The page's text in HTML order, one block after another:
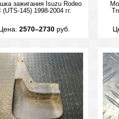
зажигания Isuzu Rodeo
II (UTS-145) 1998-2004 гг.
2570–2730руб.